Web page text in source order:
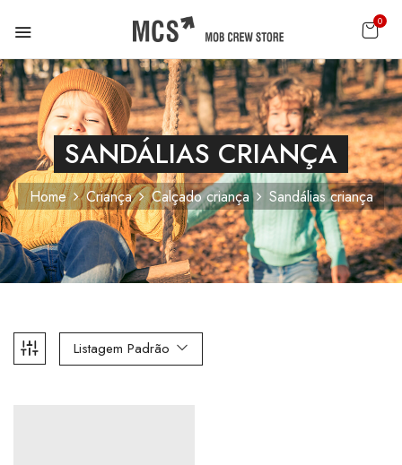
0
SANDÁLIAS CRIANÇA
Home Criança Calçado criança Sandálias criança
Listagem Padrão